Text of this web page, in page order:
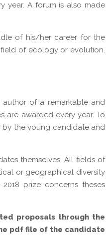
year. A forum is also made
of his/her career for the
of ecology or evolution.
of a remarkable and
are awarded every year. To
by the young candidate and
themselves. All fields of
or geographical diversity
prize concerns theses
proposals through the
pdf file of the candidate